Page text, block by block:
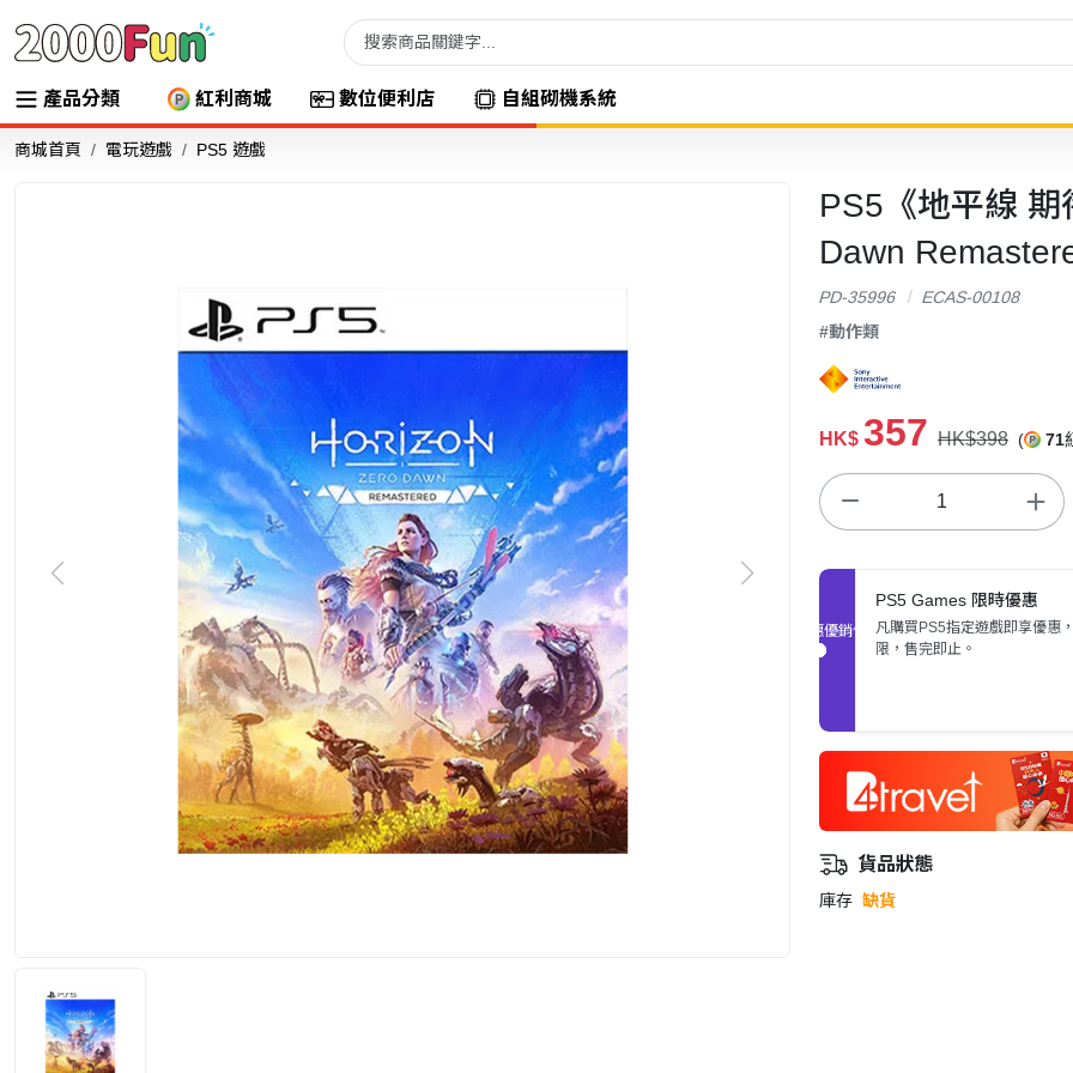
產品分類 紅利商城 數位便利店 自組砌機系統
商城首頁 電玩遊戲 PS5 遊戲
PS5《地平線
Dawn
PD-35996
ECAS-00108
#動作類
HK$ 357 HK$398 ( 71
促銷優惠
PS5 Games 限時優惠
凡購買PS5指定遊戲即享優惠
限，售完即止。
貨品狀態
庫存 缺貨